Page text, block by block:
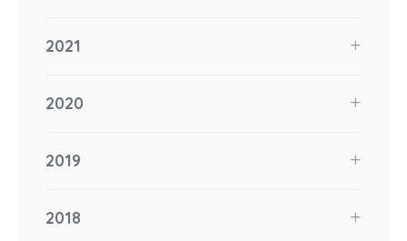
2021
2020
2019
2018